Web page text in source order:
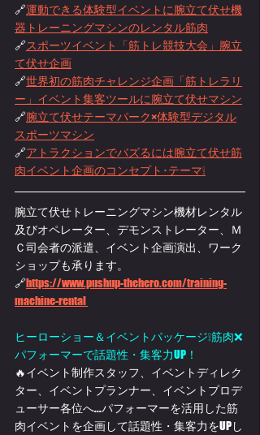
🔗運動できる体験型イベントに腕立て伏せ機
器トレーニングマシンのレンタル筋肉
🔗スポーツイベント「筋トレ競技大会」腕立
て伏せ企画
🔗世界初の筋肉チャレンジ企画「筋トレラリ
ー」イベント集客ツールに腕立て伏せマシン
🔗腕立て伏せテーマパーク×体験型デジタル
スポーツマシン
🔗アトラクションでバズるには腕立て伏せ筋
肉イベント企画のコンセプト･テーマ❕
腕立て伏せトレーニングマシン機材レンタル
及びオペレーター、デモンストレーター、Ｍ
Ｃ司会者の派遣、イベント企画演出、ワーク
ショップも承ります。
🔗https://www.pushup-thehero.com/training-
machine-rental
ヒーローショー＆イベントパッケージ❕筋肉❌
パフォーマーで話題性・集客力UP！
🔥イベント制作スタッフ、イベントディレク
ター、イベントプランナー、イベントプロデ
ューサー各位へ...パフォーマーを活用した筋
肉イベントを企画して話題性・集客力をUPし